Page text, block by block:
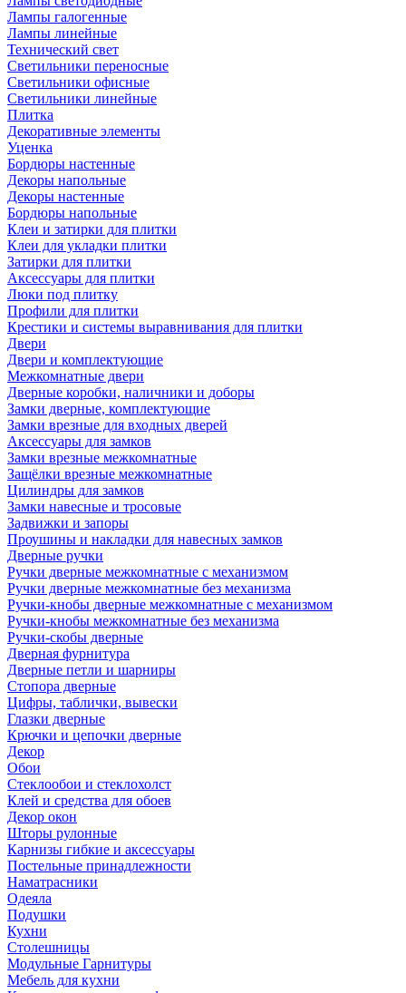
Лампы галогенные
Лампы линейные
Технический свет
Светильники переносные
Светильники офисные
Светильники линейные
Плитка
Декоративные элементы
Уценка
Бордюры настенные
Декоры напольные
Декоры настенные
Бордюры напольные
Клеи и затирки для плитки
Клеи для укладки плитки
Затирки для плитки
Аксессуары для плитки
Люки под плитку
Профили для плитки
Крестики и системы выравнивания для плитки
Двери
Двери и комплектующие
Межкомнатные двери
Дверные коробки, наличники и доборы
Замки дверные, комплектующие
Замки врезные для входных дверей
Аксессуары для замков
Замки врезные межкомнатные
Защёлки врезные межкомнатные
Цилиндры для замков
Замки навесные и тросовые
Задвижки и запоры
Проушины и накладки для навесных замков
Дверные ручки
Ручки дверные межкомнатные с механизмом
Ручки дверные межкомнатные без механизма
Ручки-кнобы дверные межкомнатные с механизмом
Ручки-кнобы межкомнатные без механизма
Ручки-скобы дверные
Дверная фурнитура
Дверные петли и шарниры
Стопора дверные
Цифры, таблички, вывески
Глазки дверные
Крючки и цепочки дверные
Декор
Обои
Стеклообои и стеклохолст
Клей и средства для обоев
Декор окон
Шторы рулонные
Карнизы гибкие и аксессуары
Постельные принадлежности
Наматрасники
Одеяла
Подушки
Кухни
Столешницы
Модульные Гарнитуры
Мебель для кухни